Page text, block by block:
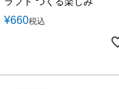
¥660税込